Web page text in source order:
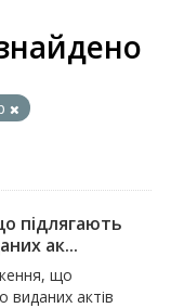
підлягають
ак...
що
виданих актів